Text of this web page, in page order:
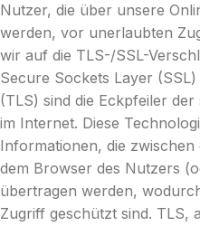
Nutzer, die über unsere
werden, vor unerlaubten
wir auf die TLS-/SSL-
Secure Sockets Layer
(TLS) sind die Eckpfeiler
im Internet. Diese
Informationen, die
dem Browser des Nutzers
übertragen werden,
Zugriff geschützt sind. TLS,